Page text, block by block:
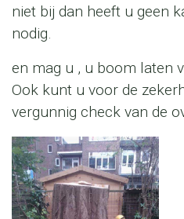
niet bij dan heeft u geen
nodig.
en mag u , u boom laten
Ook kunt u voor de
vergunnig check van de